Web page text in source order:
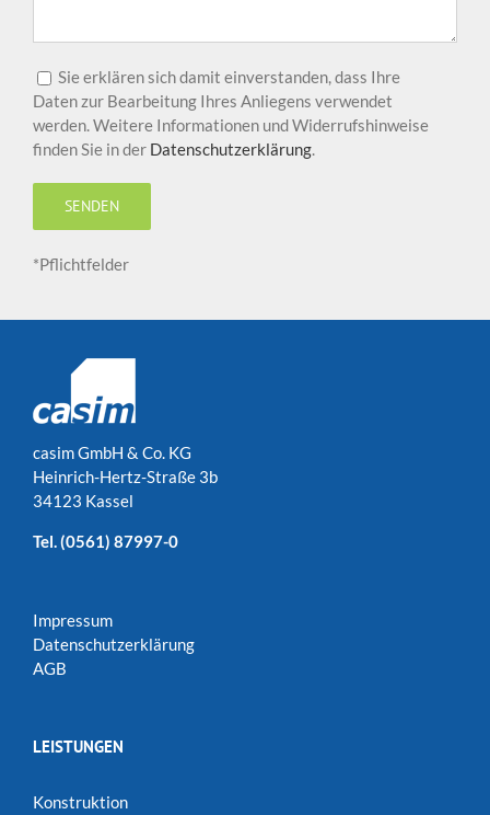
Sie erklären sich damit einverstanden, dass Ihre
Daten zur Bearbeitung Ihres Anliegens verwendet
werden. Weitere Informationen und Widerrufshinweise
finden Sie in der Datenschutzerklärung.
Bitte lasse dieses Feld leer.
*Pflichtfelder
casim GmbH & Co. KG
Heinrich-Hertz-Straße 3b
34123 Kassel
Tel.(0561) 87997-0
Impressum
Datenschutzerklärung
AGB
LEISTUNGEN
Konstruktion